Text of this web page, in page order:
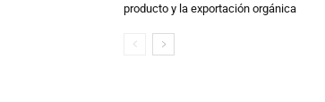
producto y la exportación orgánica